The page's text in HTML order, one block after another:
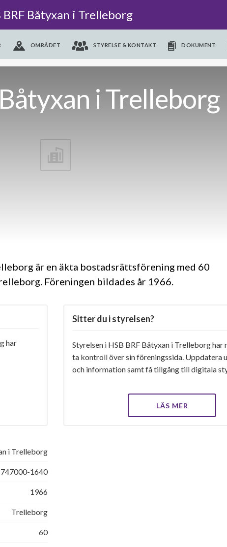
BRF Båtyxan i Trelleborg
OMRÅDET STYRELSE & KONTAKT DOKUMENT
i Trelleborg
är en äkta bostadsrättsförening med 60
Föreningen bildades år 1966
har
Sitter du i styrelsen?
Styrelsen i HSB BRF Båtyxan i Trelleborg
ta kontroll över sin föreningssida. Uppdatera
och information samt få tillgång till digitala
LÄS MER
i Trelleborg
747000-1640
1966
Trelleborg
60